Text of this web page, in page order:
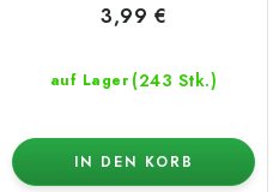
auf Lager (243 Stk.)
3,99 €
IN DEN KORB